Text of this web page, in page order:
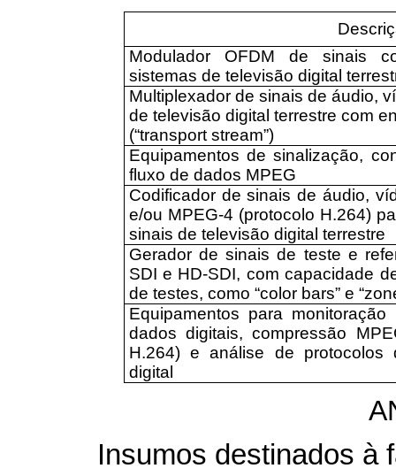
Modulador OFDM de sinais
sistemas de televisão digital
Multiplexador de sinais de áudio,
de televisão digital terrestre com
(“transport stream”)
Equipamentos de sinalização,
fluxo de dados MPEG
Codificador de sinais de áudio,
e/ou MPEG-4 (protocolo H.264)
sinais de televisão digital terrestre
Gerador de sinais de teste e
SDI e HD-SDI, com capacidade
de testes, como “color bars” e
Equipamentos para
dados digitais, compressão
H.264) e análise de protocolos
digital
Insumos destinados à